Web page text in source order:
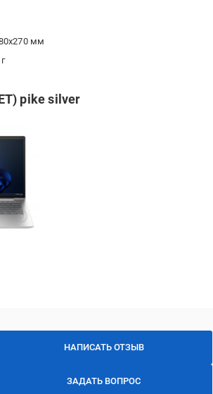
мм
pike silver
НАПИСАТЬ ОТЗЫВ
ЗАДАТЬ ВОПРОС